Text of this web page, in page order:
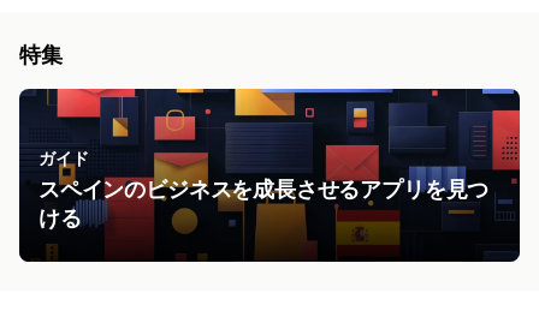
特集
ガイド
スペインのビジネスを成長させるアプリを見つ
ける